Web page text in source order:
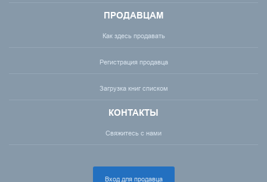
ПРОДАВЦАМ
Как здесь продавать
Регистрация продавца
Загрузка книг списком
КОНТАКТЫ
Свяжитесь с нами
Вход для продавца